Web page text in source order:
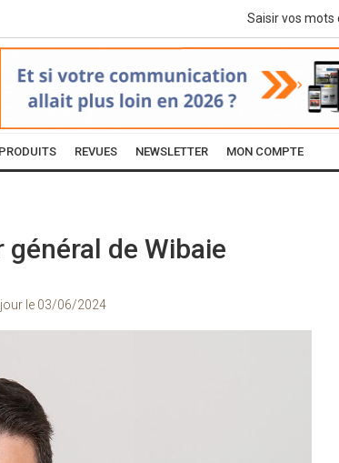
PRODUITS REVUES NEWSLETTER MON COMPTE
de Wibaie
le 03/06/2024